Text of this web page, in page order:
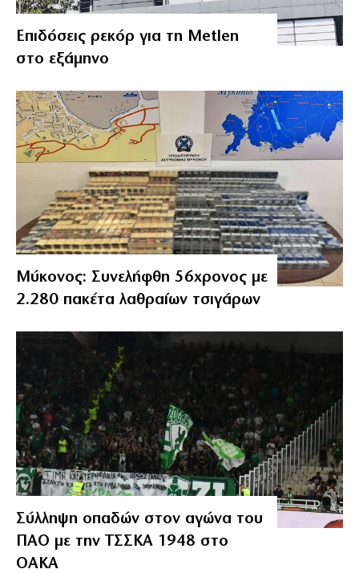
Επιδόσεις ρεκόρ για τη Metlen
στο εξάμηνο
Μύκονος: Συνελήφθη 56χρονος με
2.280 πακέτα λαθραίων τσιγάρων
Σύλληψη οπαδών στον αγώνα του
ΠΑΟ με την ΤΣΣΚΑ 1948 στο
ΟΑΚΑ